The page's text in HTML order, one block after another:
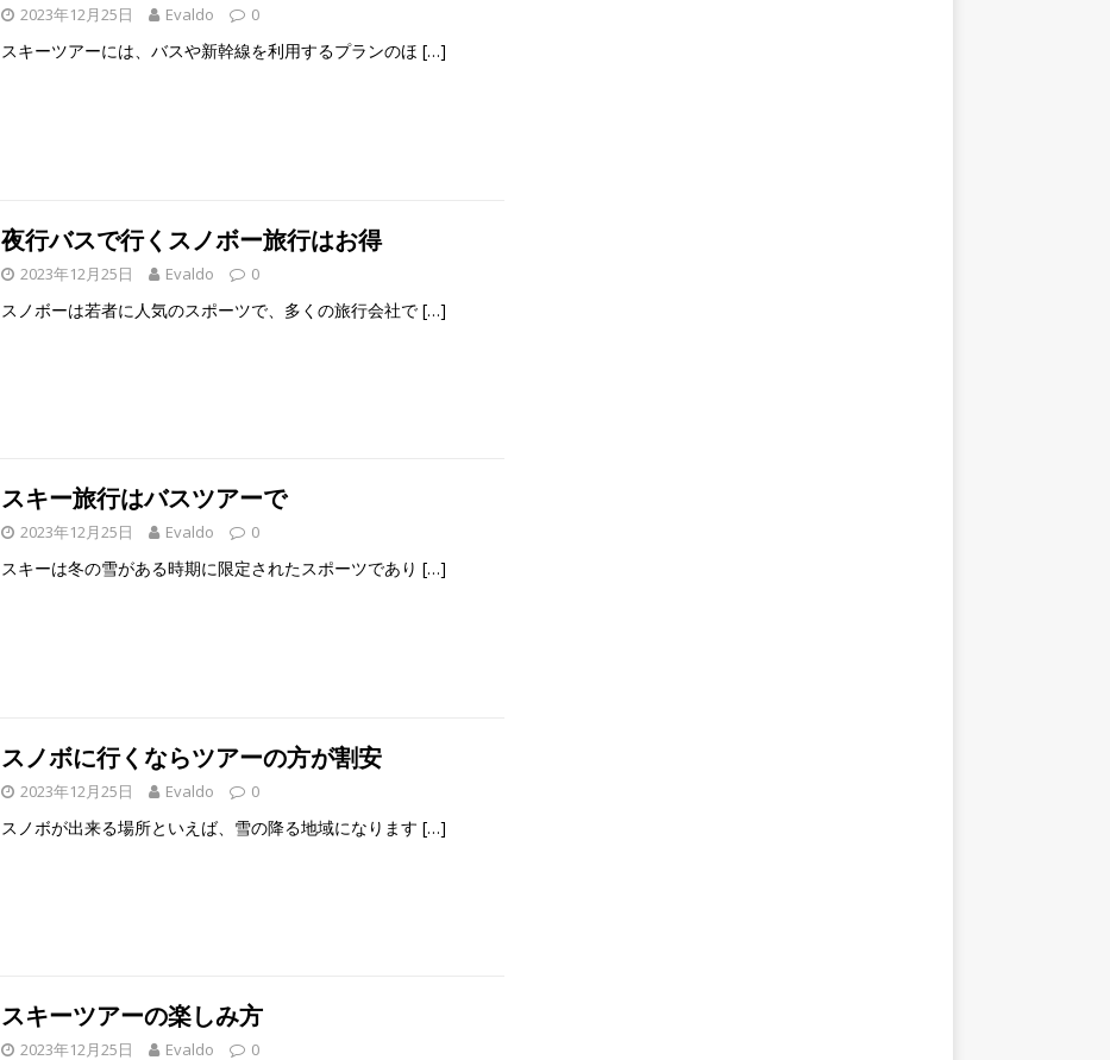
2023年12月25日 Evaldo 0
スキーツアーには、バスや新幹線を利用するプランのほ […]
夜行バスで行くスノボー旅行はお得
2023年12月25日 Evaldo 0
スノボーは若者に人気のスポーツで、多くの旅行会社で […]
スキー旅行はバスツアーで
2023年12月25日 Evaldo 0
スキーは冬の雪がある時期に限定されたスポーツであり […]
スノボに行くならツアーの方が割安
2023年12月25日 Evaldo 0
スノボが出来る場所といえば、雪の降る地域になります […]
スキーツアーの楽しみ方
2023年12月25日 Evaldo 0